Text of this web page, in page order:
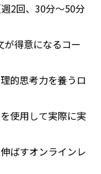
2回、30分～50分
が得意になるコー
的思考力を養うロ
使用して実際に実
ばすオンラインレ